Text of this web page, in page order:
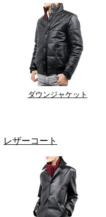
ダウンジャケット
レザーコート